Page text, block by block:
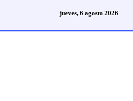
jueves, 6 agosto 2026